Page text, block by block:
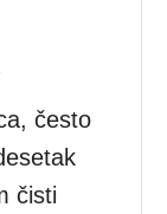
često
čisti